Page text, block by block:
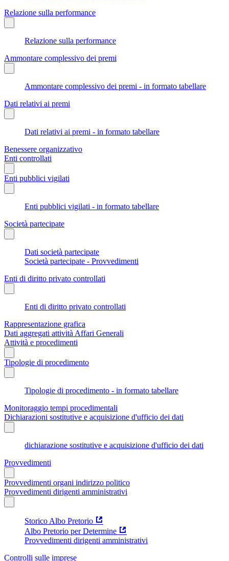
Relazione sulla performance
Relazione sulla performance
Ammontare complessivo dei premi
Ammontare complessivo dei premi - in formato tabellare
Dati relativi ai premi
Dati relativi ai premi - in formato tabellare
Benessere organizzativo
Enti controllati
Enti pubblici vigilati
Enti pubblici vigilati - in formato tabellare
Società partecipate
Dati società partecipate
Società partecipate - Provvedimenti
Enti di diritto privato controllati
Enti di diritto privato controllati
Rappresentazione grafica
Dati aggregati attività Affari Generali
Attività e procedimenti
Tipologie di procedimento
Tipologie di procedimento - in formato tabellare
Monitoraggio tempi procedimentali
Dichiarazioni sostitutive e acquisizione d'ufficio dei dati
dichiarazione sostitutive e acquisizione d'ufficio dei dati
Provvedimenti
Provvedimenti organi indirizzo politico
Provvedimenti dirigenti amministrativi
Storico Albo Pretorio
Albo Pretorio per Determine
Provvedimenti dirigenti amministrativi
Controlli sulle imprese